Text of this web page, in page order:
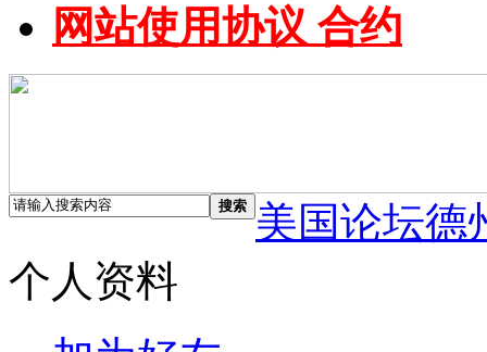
网站使用协议 合约
搜索
美国论坛德
个人资料